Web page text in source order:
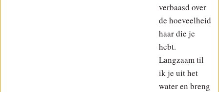
verbaasd over
de hoeveelheid
haar die je
hebt.
Langzaam til
ik je uit het
water en breng